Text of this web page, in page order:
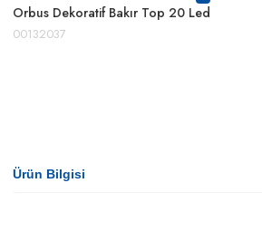
Orbus Dekoratif Bakır Top 20 Led
00132037
Ürün Bilgisi